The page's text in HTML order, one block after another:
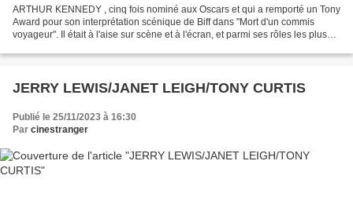
ARTHUR KENNEDY , cinq fois nominé aux Oscars et qui a remporté un Tony
Award pour son interprétation scénique de Biff dans "Mort d'un commis
voyageur". Il était à l'aise sur scène et à l'écran, et parmi ses rôles les plus
JERRY LEWIS/JANET LEIGH/TONY CURTIS
Publié le 25/11/2023 à 16:30
Par cinestranger